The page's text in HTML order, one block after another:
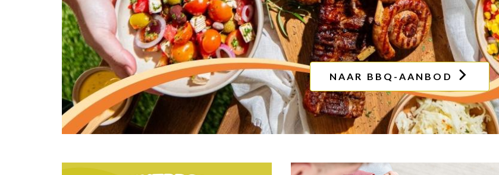
NAAR BBQ-AANBOD